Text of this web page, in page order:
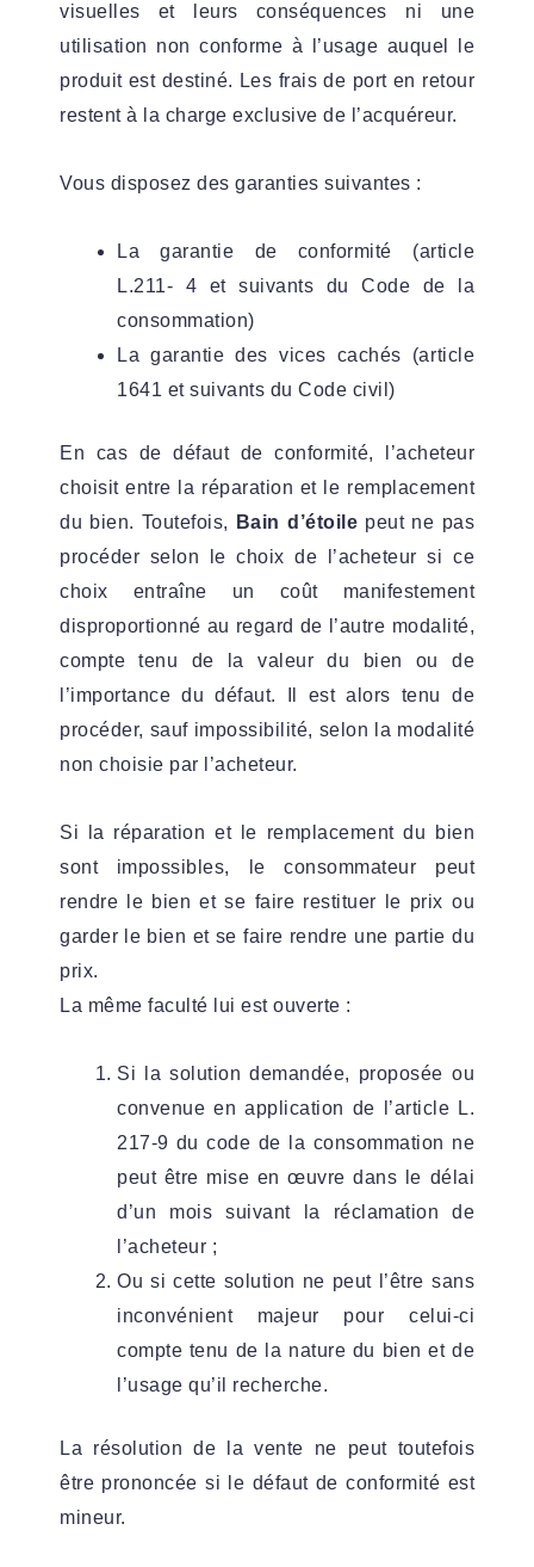
visuelles et leurs conséquences ni une
utilisation non conforme à l’usage auquel le
produit est destiné. Les frais de port en retour
restent à la charge exclusive de l’acquéreur.
Vous disposez des garanties suivantes :
La garantie de conformité (article
L.211- 4 et suivants du Code de la
consommation)
La garantie des vices cachés (article
1641 et suivants du Code civil)
En cas de défaut de conformité, l’acheteur
choisit entre la réparation et le remplacement
du bien. Toutefois,
Bain d’étoile peut ne pas
procéder selon le choix de l’acheteur si ce
choix entraîne un coût manifestement
disproportionné au regard de l’autre modalité,
compte tenu de la valeur du bien ou de
l’importance du défaut. Il est alors tenu de
procéder, sauf impossibilité, selon la modalité
non choisie par l’acheteur.
Si la réparation et le remplacement du bien
sont impossibles, le consommateur peut
rendre le bien et se faire restituer le prix ou
garder le bien et se faire rendre une partie du
prix.
La même faculté lui est ouverte :
Si la solution demandée, proposée ou
convenue en application de l’article L.
217-9 du code de la consommation ne
peut être mise en œuvre dans le délai
d’un mois suivant la réclamation de
l’acheteur ;
Ou si cette solution ne peut l’être sans
inconvénient majeur pour celui-ci
compte tenu de la nature du bien et de
l’usage qu’il recherche.
La résolution de la vente ne peut toutefois
être prononcée si le défaut de conformité est
mineur.